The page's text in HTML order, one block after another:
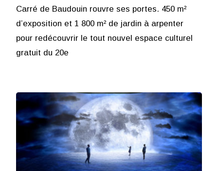
Carré de Baudouin rouvre ses portes. 450 m²
d’exposition et 1 800 m² de jardin à arpenter
pour redécouvrir le tout nouvel espace culturel
gratuit du 20e